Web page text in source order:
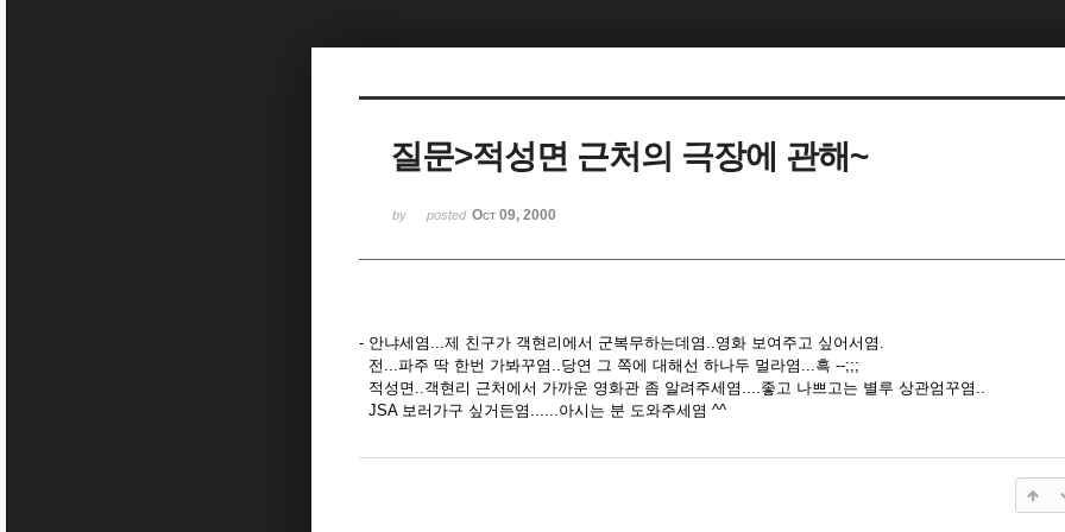
질문>적성면 근처의 극장에 관해~
by posted Oct 09, 2000
- 안냐세염...제 친구가 객현리에서 군복무하는데염..영화 보여주고 싶어서염.
전...파주 딱 한번 가봐꾸염..당연 그 쪽에 대해선 하나두 멀라염...흑 --;;;
적성면..객현리 근처에서 가까운 영화관 좀 알려주세염....좋고 나쁘고는 별루 상관엄꾸염..
JSA 보러가구 싶거든염......아시는 분 도와주세염 ^^
Sketchbook5, 스케치북5
Sketchbook5, 스케치북5